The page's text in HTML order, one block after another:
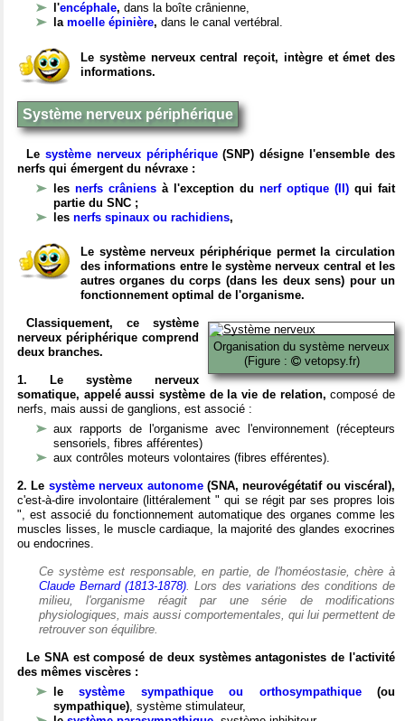
l'encéphale, dans la boîte crânienne,
la moelle épinière, dans le canal vertébral.
Le système nerveux central reçoit, intègre et émet des
informations.
Système nerveux périphérique
Le système nerveux périphérique(SNP) désigne l'ensemble des
nerfs qui émergent du névraxe :
les nerfs crâniens à l'exception du nerf optique (II) qui fait
partie du SNC ;
les nerfs spinaux ou rachidiens,
Le système nerveux périphérique permet la circulation
des informations entre le système nerveux central et les
autres organes du corps (dans les deux sens) pour un
fonctionnement optimal de l'organisme.
Organisation du système nerveux
(Figure :
vetopsy.fr)
Classiquement, ce système
nerveux périphérique comprend
deux branches.
1. Le système nerveux
somatique, appelé aussi système de la vie de relation, composé de
nerfs, mais aussi de ganglions, est associé :
aux rapports de l'organisme avec l'environnement (récepteurs
sensoriels, fibres afférentes)
aux contrôles moteurs volontaires (fibres efférentes).
2. Le système nerveux autonome(SNA, neurovégétatif ou viscéral),
c'est-à-dire involontaire (littéralement " qui se régit par ses propres lois
", est associé du fonctionnement automatique des organes comme les
muscles lisses, le muscle cardiaque, la majorité des glandes exocrines
ou endocrines.
Ce système est responsable, en partie, de l'homéostasie, chère à
Claude Bernard (1813-1878). Lors des variations des conditions de
milieu, l'organisme réagit par une série de modifications
physiologiques, mais aussi comportementales, qui lui permettent de
retrouver son équilibre.
Le SNA est composé de deux systèmes antagonistes de l'activité
des mêmes viscères :
lesystème sympathique ou orthosympathique(ou
sympathique), système stimulateur,